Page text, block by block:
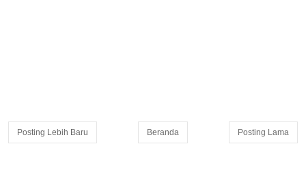
Posting Lebih Baru Posting Lama
Beranda